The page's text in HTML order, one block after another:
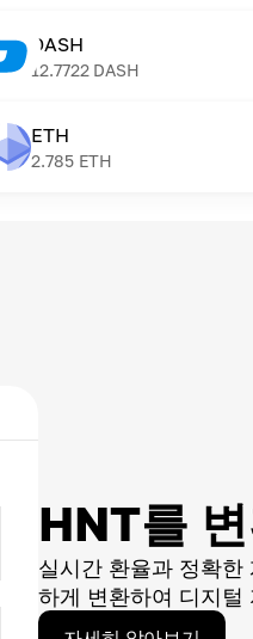
DASH
12.7722 DASH
ETH
2.785 ETH
HNT를
실시간 환율과 정확
하게 변환하여 디지털